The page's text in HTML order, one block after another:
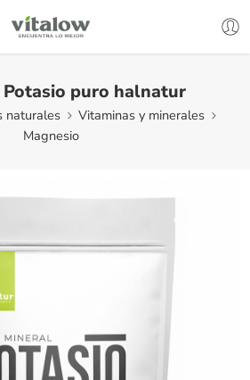
puro halnatur
naturales
Vitaminas y minerales
Magnesio